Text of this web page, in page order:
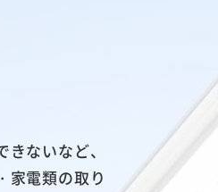
ないなど、
家電類の取り